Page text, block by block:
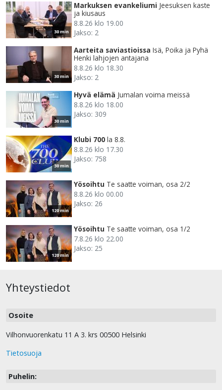
30 min
Markuksen evankeliumi Jeesuksen kaste
ja kiusaus
8.8.26 klo 19.00
Jakso: 2
30 min
Aarteita saviastioissa Isä, Poika ja Pyhä
Henki lahjojen antajana
8.8.26 klo 18.30
Jakso: 2
30 min
Hyvä elämä Jumalan voima meissä
8.8.26 klo 18.00
Jakso: 309
30 min
Klubi 700 la 8.8.
8.8.26 klo 17.30
Jakso: 758
120 min
Yösoihtu Te saatte voiman, osa 2/2
8.8.26 klo 00.00
Jakso: 26
120 min
Yösoihtu Te saatte voiman, osa 1/2
7.8.26 klo 22.00
Jakso: 25
Yhteystiedot
Osoite
Vilhonvuorenkatu 11 A 3. krs 00500 Helsinki
Tietosuoja
Puhelin: